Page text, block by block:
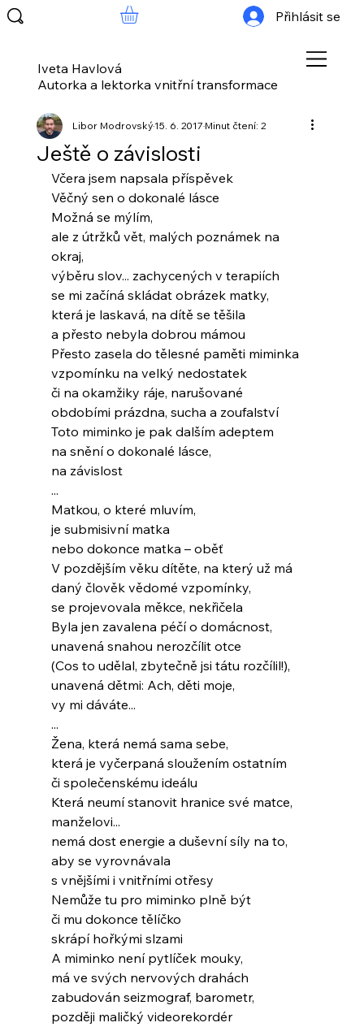
Iveta Havlová
Autorka a lektorka vnitřní transformace
Přihlásit se
Ještě o závislosti
Libor Modrovský15. 6. 2017Minut čtení: 2
Včera jsem napsala příspěvek
Věčný sen o dokonalé lásce
Možná se mýlím,
ale z útržků vět, malých poznámek na
okraj,
výběru slov... zachycených v terapiích
se mi začíná skládat obrázek matky,
která je laskavá, na dítě se těšila
a přesto nebyla dobrou mámou
Přesto zasela do tělesné paměti miminka
vzpomínku na velký nedostatek
či na okamžiky ráje, narušované
obdobími prázdna, sucha a zoufalství
Toto miminko je pak dalším adeptem
na snění o dokonalé lásce,
na závislost
...
Matkou, o které mluvím,
je submisivní matka
nebo dokonce matka – oběť
V pozdějším věku dítěte, na který už má
daný člověk vědomé vzpomínky,
se projevovala měkce, nekřičela
Byla jen zavalena péčí o domácnost,
unavená snahou nerozčílit otce
(Cos to udělal, zbytečně jsi tátu rozčílil!),
unavená dětmi: Ach, děti moje,
vy mi dáváte...
...
Žena, která nemá sama sebe,
která je vyčerpaná sloužením ostatním
či společenskému ideálu
Která neumí stanovit hranice své matce,
manželovi...
nemá dost energie a duševní síly na to,
aby se vyrovnávala
s vnějšími i vnitřními otřesy
Nemůže tu pro miminko plně být
či mu dokonce tělíčko
skrápí hořkými slzami
A miminko není pytlíček mouky,
má ve svých nervových drahách
zabudován seizmograf, barometr,
později maličký videorekordér